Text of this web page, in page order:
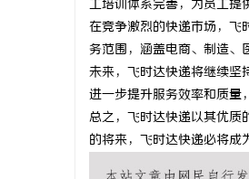
工培训体系完善，为员工提
在竞争激烈的快递市场，
务范围，涵盖电商、制造、
未来，飞时达快递将继续坚
进一步提升服务效率和质量
总之，飞时达快递以其优质
的将来，飞时达快递必将成